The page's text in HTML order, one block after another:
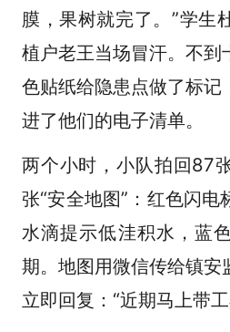
膜，果树就完了。”学生
植户老王当场冒汗。不到
色贴纸给隐患点做了标记
进了他们的电子清单。
两个小时，小队拍回87
张“安全地图”：红色闪
水滴提示低洼积水，蓝
期。地图用微信传给镇安
立即回复：“近期马上带